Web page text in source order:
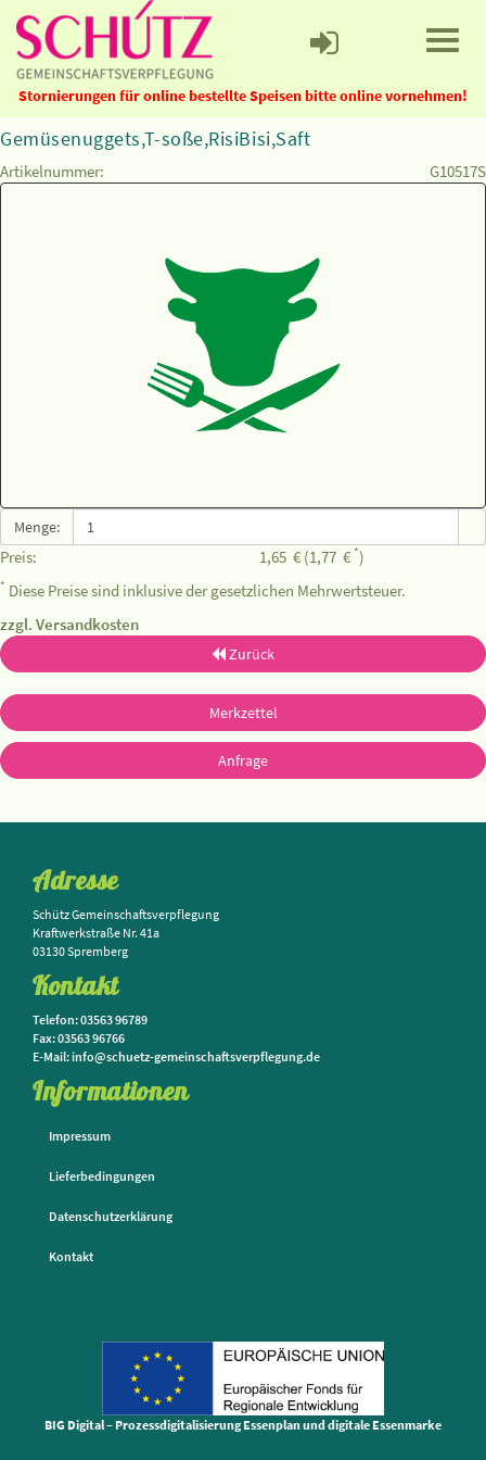
Stornierungen für online bestellte Speisen bitte online vornehmen!
Gemüsenuggets,T-soße,RisiBisi,Saft
Artikelnummer: G10517S
Menge:
Preis: 1,65 € (1,77 € *)
* Diese Preise sind inklusive der gesetzlichen Mehrwertsteuer.
zzgl. Versandkosten
Zurück
Merkzettel
Anfrage
Adresse
Schütz Gemeinschaftsverpflegung
Kraftwerkstraße Nr. 41a
03130 Spremberg
Kontakt
Telefon: 03563 96789
Fax: 03563 96766
E-Mail: info@schuetz-gemeinschaftsverpflegung.de
Informationen
Impressum
Lieferbedingungen
Datenschutzerklärung
Kontakt
BIG Digital – Prozessdigitalisierung Essenplan und digitale Essenmarke